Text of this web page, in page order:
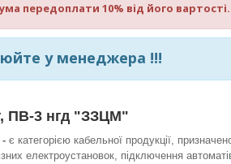
передоплати 10% від його вартості.
у менеджера !!!
ПВ-3 нгд "ЗЗЦМ"
- є категорією кабельної продукції,
електроустановок, підключення